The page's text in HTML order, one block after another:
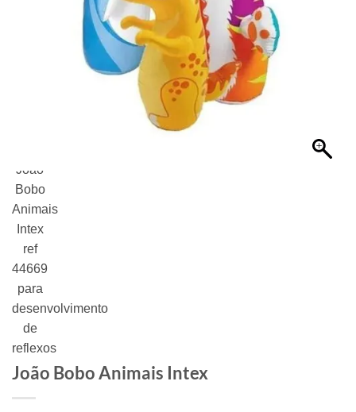
João Bobo Animais Intex